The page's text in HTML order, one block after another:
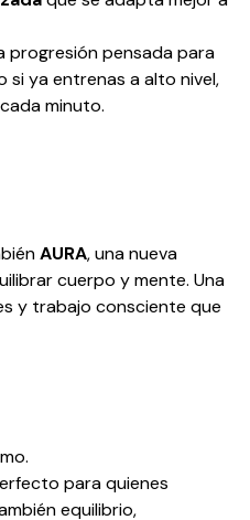
progresión pensada para
si ya entrenas a alto nivel,
minuto.
AURA, una nueva
cuerpo y mente. Una
y trabajo consciente que
para quienes
equilibrio,